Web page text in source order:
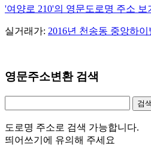
'여양로 210'의 영문도로명 주소 보
실거래가: 2016년 천송동 중앙하
영문주소변환 검색
도로명 주소로 검색 가능합니다.
띄어쓰기에 유의해 주세요